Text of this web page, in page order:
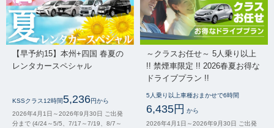
【早予約15】本州+四国 春夏の
レンタカースペシャル
KSSクラス12時間5,236円から
2026年4月1日～2026年9月30日 ご出発
分まで (4/24～5/5、7/17～7/19、8/7～
～クラスお任せ～ 5人乗り以上
!! 禁煙車限定 !! 2026春夏お得な
ドライブプラン !!
5人乗り以上車種おまかせで6時間
6,435円 から
2026年4月1日～2026年9月30日 ご出発